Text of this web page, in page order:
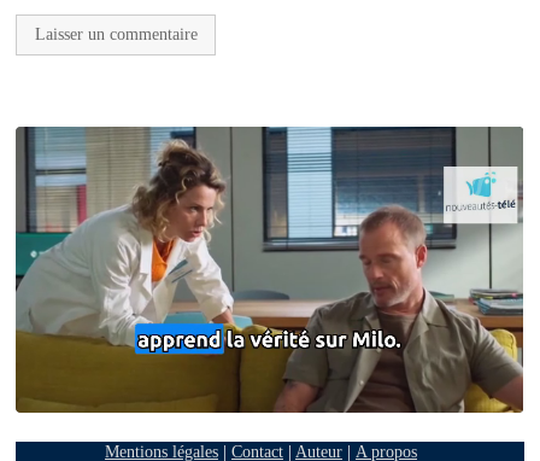
Mentions légales| Contact| Auteur| A propos